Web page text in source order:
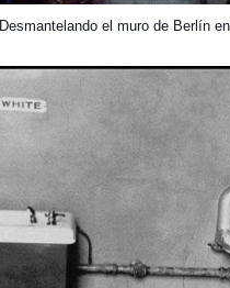
Desmantelando el muro de Berlín